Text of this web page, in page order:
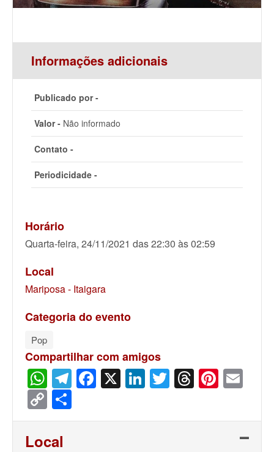
Informações adicionais
Publicado por -
Valor - Não informado
Contato -
Periodicidade -
Horário
Quarta-feira, 24/11/2021 das 22:30 às 02:59
Local
Mariposa - Itaigara
Categoria do evento
Pop
Compartilhar com amigos
WhatsApp
Telegram
Facebook
X LinkedIn
Twitter
Threads
Copy
Link
Local